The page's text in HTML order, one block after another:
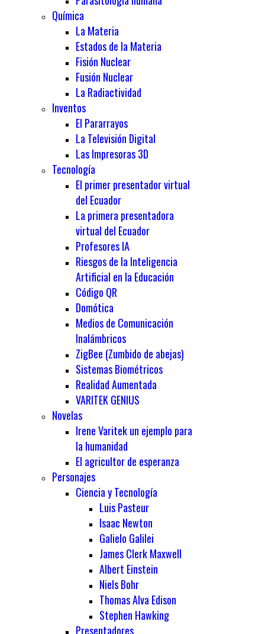
Química
La Materia
Estados de la Materia
Fisión Nuclear
Fusión Nuclear
La Radiactividad
Inventos
El Pararrayos
La Televisión Digital
Las Impresoras 3D
Tecnología
El primer presentador virtual
del Ecuador
La primera presentadora
virtual del Ecuador
Profesores IA
Riesgos de la Inteligencia
Artificial en la Educación
Código QR
Domótica
Medios de Comunicación
Inalámbricos
ZigBee (Zumbido de abejas)
Sistemas Biométricos
Realidad Aumentada
VARITEK GENIUS
Novelas
Irene Varitek un ejemplo para
la humanidad
El agricultor de esperanza
Personajes
Ciencia y Tecnología
Luis Pasteur
Isaac Newton
Galielo Galilei
James Clerk Maxwell
Albert Einstein
Niels Bohr
Thomas Alva Edison
Stephen Hawking
Presentadores